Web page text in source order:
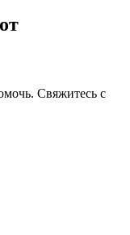
Свяжитесь с